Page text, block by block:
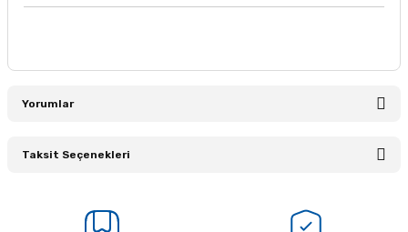
Yorumlar
Taksit Seçenekleri